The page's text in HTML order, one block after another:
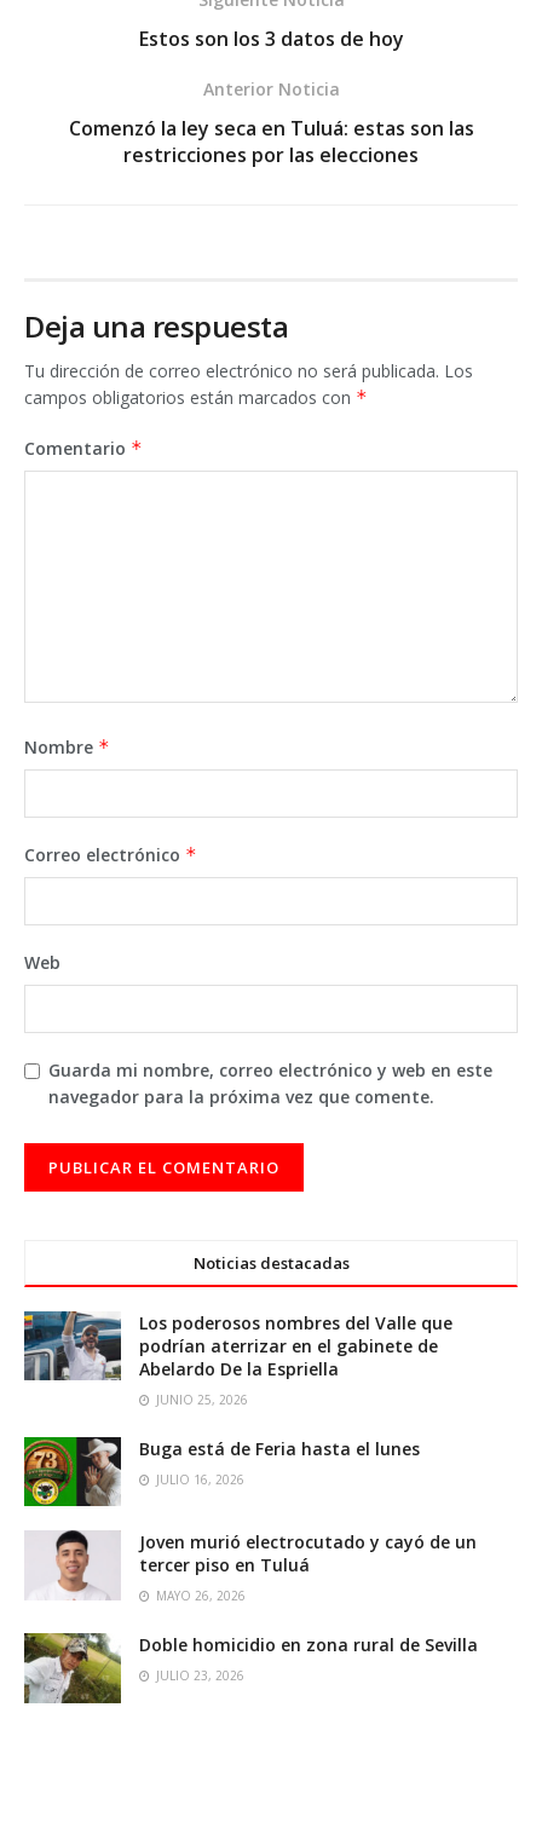
Estos son los 3 datos de hoy
Anterior Noticia
Comenzó la ley seca en Tuluá: estas son las
restricciones por las elecciones
Deja una respuesta
Tu dirección de correo electrónico no será publicada. Los
campos obligatorios están marcados con *
Comentario *
Nombre *
Correo electrónico *
Web
Guarda mi nombre, correo electrónico y web en este
navegador para la próxima vez que comente.
Noticias destacadas
Los poderosos nombres del Valle que
podrían aterrizar en el gabinete de
Abelardo De la Espriella
JUNIO 25, 2026
Buga está de Feria hasta el lunes
JULIO 16, 2026
Joven murió electrocutado y cayó de un
tercer piso en Tuluá
MAYO 26, 2026
Doble homicidio en zona rural de Sevilla
JULIO 23, 2026